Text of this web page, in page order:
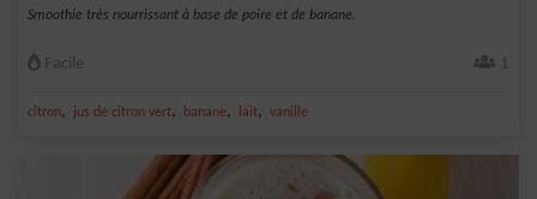
Smoothie très nourrissant à base de poire et de banane.
Facile 1
citron, jus de citron vert, banane, lait, vanille